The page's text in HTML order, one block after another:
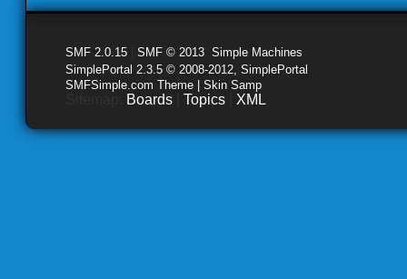
SMF 2.0.15 SMF © 2013 Simple Machines
SimplePortal 2.3.5 © 2008-2012, SimplePortal
SMFSimple.com Theme | Skin Samp
Boards Topics XML